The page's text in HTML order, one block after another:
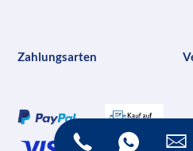
Zahlungsarten